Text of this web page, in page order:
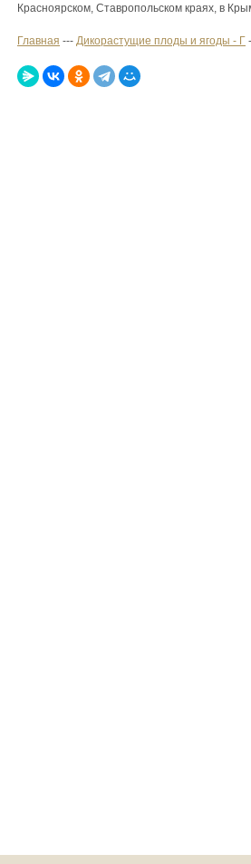
Красноярском, Ставропольском краях, в
Главная --- Дикорастущие плоды и ягоды - Г